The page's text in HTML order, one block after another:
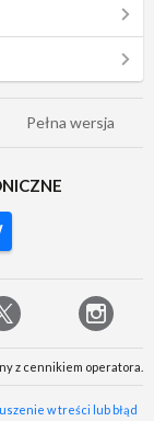
Pełna wersja
z cennikiem operatora.
w treści lub błąd